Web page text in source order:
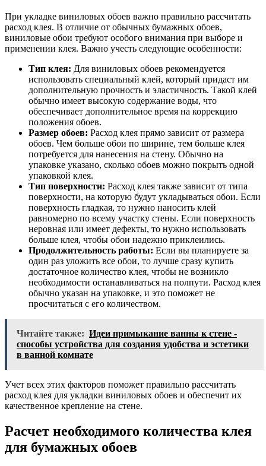
При укладке виниловых обоев важно правильно рассчитать
расход клея. В отличие от обычных бумажных обоев,
виниловые обои требуют особого внимания при выборе и
применении клея. Важно учесть следующие особенности:
Тип клея: Для виниловых обоев рекомендуется
использовать специальный клей, который придаст им
дополнительную прочность и эластичность. Такой клей
обычно имеет высокую содержание воды, что
обеспечивает дополнительное время на коррекцию
положения обоев.
Размер обоев: Расход клея прямо зависит от размера
обоев. Чем больше обои по ширине, тем больше клея
потребуется для нанесения на стену. Обычно на
упаковке указано, сколько обоев можно покрыть одной
упаковкой клея.
Тип поверхности: Расход клея также зависит от типа
поверхности, на которую будут укладываться обои. Если
поверхность гладкая, то нужно наносить клей
равномерно по всему участку стены. Если поверхность
неровная или имеет дефекты, то нужно использовать
больше клея, чтобы обои надежно приклеились.
Продолжительность работы: Если вы планируете за
один раз уложить все обои, то лучше сразу купить
достаточное количество клея, чтобы не возникло
необходимости останавливаться на полпути. Расход клея
обычно указан на упаковке, и это поможет не
просчитаться с его количеством.
Читайте также: Идеи примыкание ванны к стене -
способы устройства для создания удобства и эстетики
в ванной комнате
Учет всех этих факторов поможет правильно рассчитать
расход клея для укладки виниловых обоев и обеспечит их
качественное крепление на стене.
Расчет необходимого количества клея
для бумажных обоев